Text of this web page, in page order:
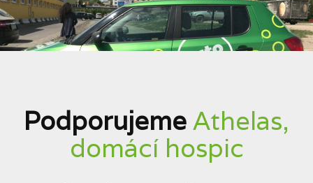
PodporujemeAthelas,
domácí hospic